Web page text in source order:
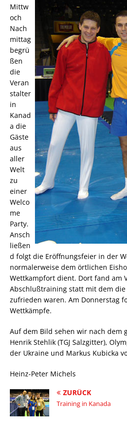
Mittw
och
Nach
mittag
begrü
ßen
die
Veran
stalter
in
Kanad
a die
Gäste
aus
aller
Welt
zu
einer
Welco
me
Party.
Ansch
ließen
d folgt die Eröffnungsfeier in der
normalerweise dem örtlichen
Wettkampfort dient. Dort fand am
Abschlußtraining statt mit dem
zufrieden waren. Am Donnerstag
Wettkämpfe.
Auf dem Bild sehen wir nach dem
Henrik Stehlik (TGJ Salzgitter),
der Ukraine und Markus Kubicka
Heinz-Peter Michels
ZURÜCK
Training in Kanada